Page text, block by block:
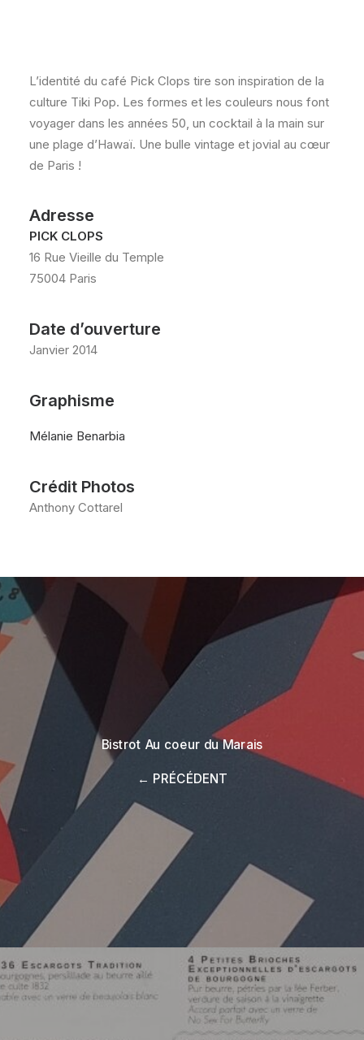
L’identité du café Pick Clops tire son inspiration de la
culture Tiki Pop. Les formes et les couleurs nous font
voyager dans les années 50, un cocktail à la main sur
une plage d’Hawaï. Une bulle vintage et jovial au cœur
de Paris !
Adresse
PICK CLOPS
16 Rue Vieille du Temple
75004 Paris
Date d’ouverture
Janvier 2014
Graphisme
Mélanie Benarbia
Crédit Photos
Anthony Cottarel
Bistrot Au coeur du Marais
← PRÉCÉDENT